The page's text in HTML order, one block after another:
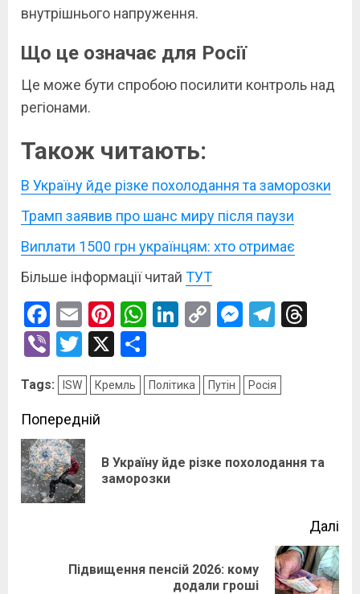
внутрішнього напруження.
Що це означає для Росії
Це може бути спробою посилити контроль над
регіонами.
Також читають:
В Україну йде різке похолодання та заморозки
Трамп заявив про шанс миру після паузи
Виплати 1500 грн українцям: хто отримає
Більше інформації читай ТУТ
Facebook
EmailPinterest
WhatsApp
LinkedIn
Copy
ViberTwitter
X
Tags: ISW Кремль Політика Путін Росія
Post
navigation
Попередній
В Україну йде різке похолодання та
заморозки
Далі
НаступнийПідвищення пенсій 2026: кому
додали гроші